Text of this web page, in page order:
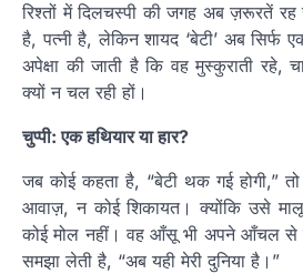
रिश्तों में दिलचस्पी की जगह अब ज़रूरतें
है, पत्नी है, लेकिन शायद ‘बेटी’ अब
अपेक्षा की जाती है कि वह मुस्कुराती रहे,
क्यों न चल रही हों।
चुप्पी: एक हथियार या हार?
जब कोई कहता है, “बेटी थक गई होगी,”
आवाज़, न कोई शिकायत। क्योंकि उसे
कोई मोल नहीं। वह आँसू भी अपने आँचल से
समझा लेती है, “अब यही मेरी दुनिया है।”